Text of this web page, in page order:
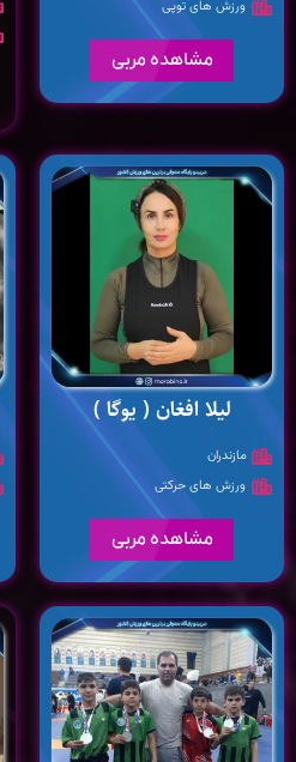
ورزش های توپی
مشاهده مربی
لیلا افغان ( یوگا )
مازندران
ورزش های حرکتی
مشاهده مربی